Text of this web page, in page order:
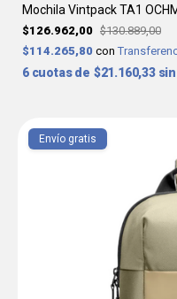
Mochila Vintpack TA1
$126.962,00 $130.889,00
$114.265,80 con
6 $21.160,33
Envío gratis